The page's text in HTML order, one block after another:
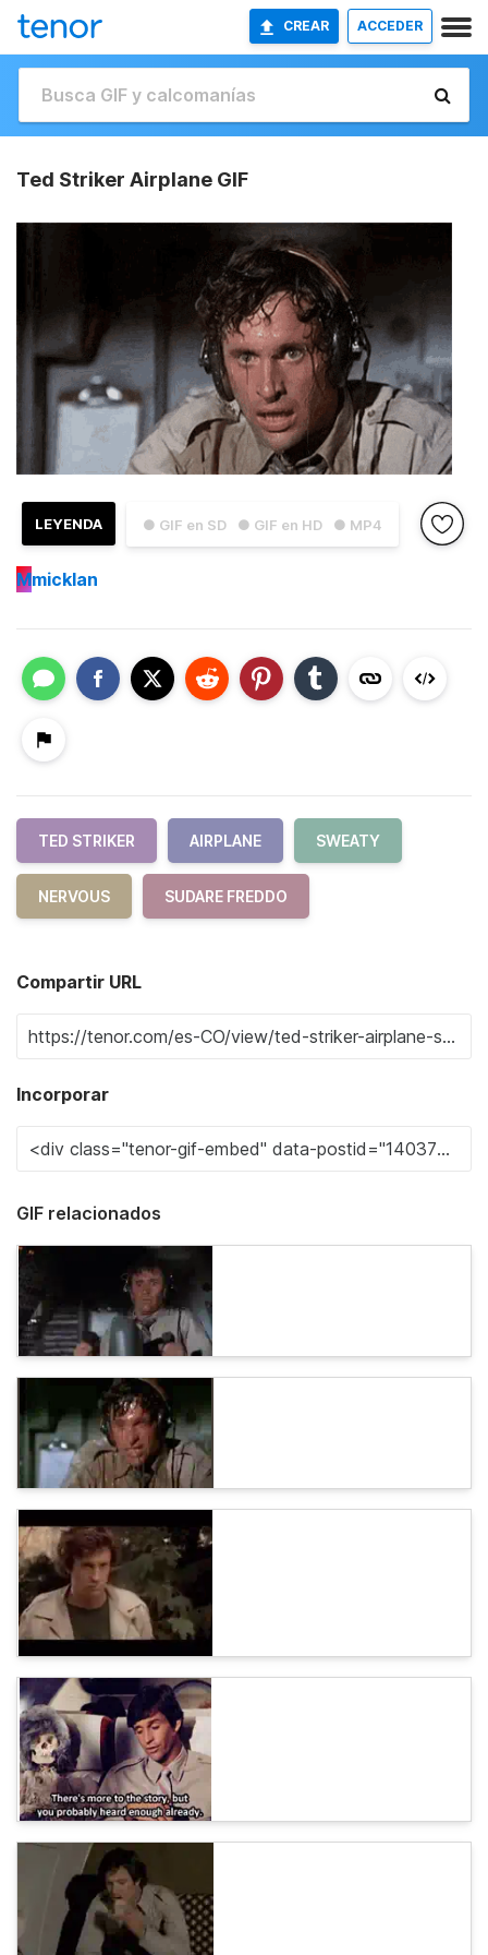
CREAR ACCEDER
Ted Striker Airplane GIF
● GIF en SD ● GIF en HD ● MP4
LEYENDA
Mmicklan
TED STRIKER AIRPLANE SWEATY
NERVOUS SUDARE FREDDO
Compartir URL
Incorporar
GIF relacionados